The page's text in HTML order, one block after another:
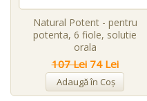
Adaugă în Coş
Natural Potent - pentru
potenta, 6 fiole, solutie
orala
107 Lei 74 Lei